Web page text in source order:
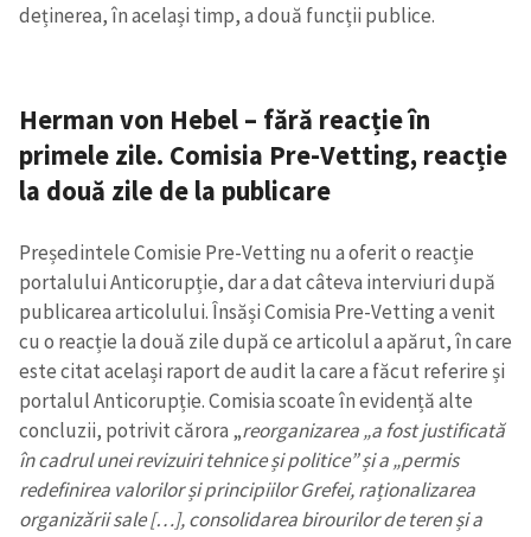
deținerea, în același timp, a două funcții publice.
Herman von Hebel – fără reacție în
primele zile. Comisia Pre-Vetting, reacție
la două zile de la publicare
Președintele Comisie Pre-Vetting nu a oferit o reacție
portalului Anticorupție, dar a dat câteva interviuri după
publicarea articolului. Însăși Comisia Pre-Vetting a venit
cu o reacție la două zile după ce articolul a apărut, în care
este citat același raport de audit la care a făcut referire și
portalul Anticorupție. Comisia scoate în evidență alte
concluzii, potrivit cărora „reorganizarea „a fost justificată
în cadrul unei revizuiri tehnice și politice” și a „permis
redefinirea valorilor și principiilor Grefei, raționalizarea
organizării sale […], consolidarea birourilor de teren și a